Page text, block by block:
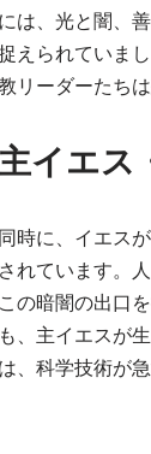
には、光と闇、
えられていま
リーダーたち
イエス
同時に、イエス
されています。
この暗闇の出口
も、主イエスが
は、科学技術が